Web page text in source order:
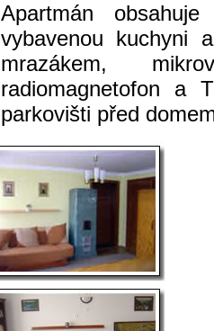
Apartmán
vybavenou kuchyni
mrazákem,
radiomagnetofon a
parkovišti před